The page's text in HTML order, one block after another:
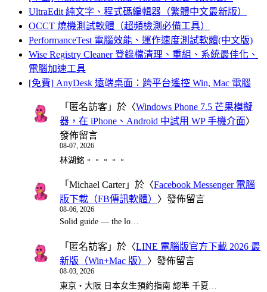
UltraEdit 純文字、程式碼編輯器（繁體中文最新版）
OCCT 燒機測試軟體（超頻檢測必備工具）
PerformanceTest 電腦效能、運作速度測試軟體(中文版)
Wise Registry Cleaner 登錄檔清理、重組、系統最佳化、
電腦加速工具
[免費] AnyDesk 遠端桌面：跨平台遙控 Win, Mac 電腦
「 匿名訪客 」於〈Windows Phone 7.5 芒果模擬
器，在 iPhone、Android 中試用 WP 手機介面〉
發佈留言
08-07, 2026
林湖銘。。。。。
「 Michael Carter」於〈Facebook Messenger 電腦
版下載（FB傳訊軟體） 〉發佈留言
08-06, 2026
Solid guide — the lo…
「 匿名訪客 」於〈LINE 電腦版官方下載 2026 最
新版（Win+Mac 版） 〉發佈留言
08-03, 2026
東京・大阪 日本女生預約指南 認準 千夏…